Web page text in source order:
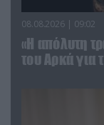
08.08.2026 | 09:02
«Η απόλυτη
του Αρκά για